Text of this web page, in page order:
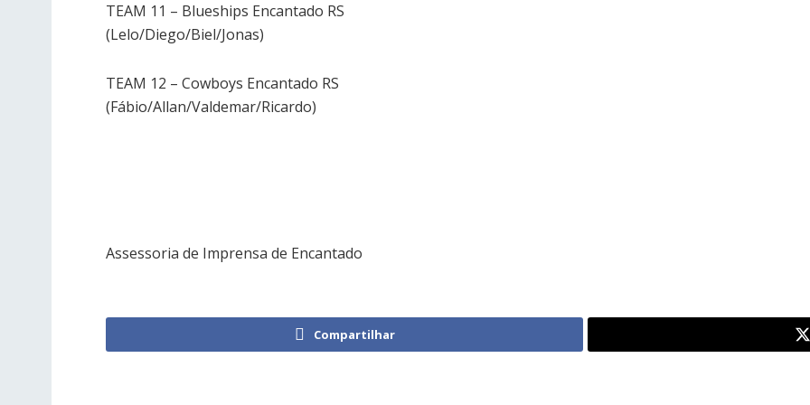
TEAM 11 – Blueships Encantado RS
(Lelo/Diego/Biel/Jonas)
TEAM 12 – Cowboys Encantado RS
(Fábio/Allan/Valdemar/Ricardo)
Assessoria de Imprensa de Encantado
Compartilhar